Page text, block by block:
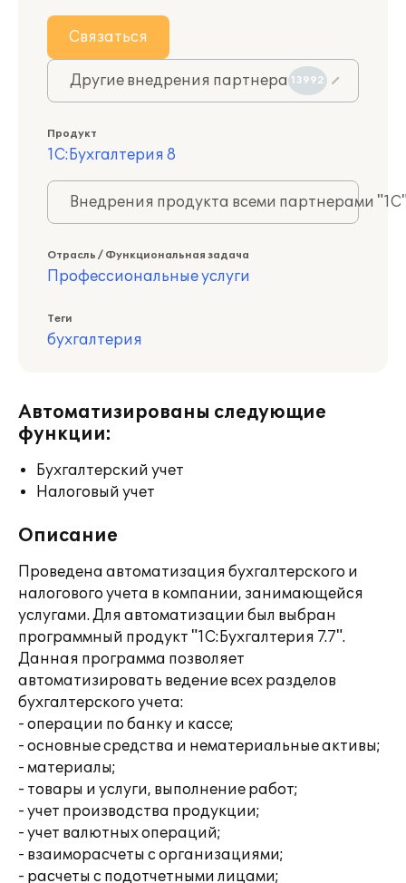
Связаться
Другие внедрения партнера 13992
Продукт
1С:Бухгалтерия 8
Внедрения продукта всеми партнерами
Отрасль / Функциональная задача
Профессиональные услуги
Теги
бухгалтерия
Автоматизированы следующие
функции:
Бухгалтерский учет
Налоговый учет
Описание
Проведена автоматизация бухгалтерского и
налогового учета в компании, занимающейся
услугами. Для автоматизации был выбран
программный продукт "1С:Бухгалтерия 7.7".
Данная программа позволяет
автоматизировать ведение всех разделов
бухгалтерского учета:
- операции по банку и кассе;
- основные средства и нематериальные активы;
- материалы;
- товары и услуги, выполнение работ;
- учет производства продукции;
- учет валютных операций;
- взаиморасчеты с организациями;
- расчеты с подотчетными лицами;